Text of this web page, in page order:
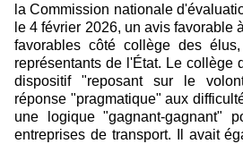
la Commission nationale
le 4 février 2026, un avis favorable
favorables côté collège des
représentants de l'État. Le collège
dispositif "reposant sur le
réponse "pragmatique" aux
une logique "gagnant-gagnant"
entreprises de transport. Il avait